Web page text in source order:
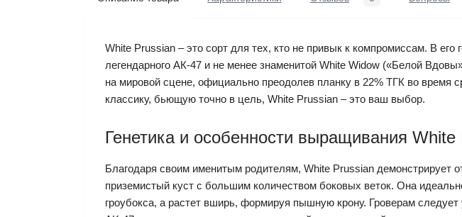
White Prussian – это сорт для тех, кто не привык к компромиссам. В
легендарного АК-47 и не менее знаменитой White Widow («Белой
на мировой сцене, официально преодолев планку в 22% ТГК во
классику, бьющую точно в цель, White Prussian – это ваш выбор.
Генетика и особенности выращивания White
Благодаря своим именитым родителям, White Prussian демонстрирует
приземистый куст с большим количеством боковых веток. Она
гроубокса, а растет вширь, формируя пышную крону. Гроверам